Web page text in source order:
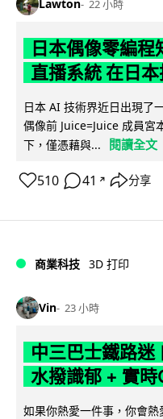
Lawton 22 小時
日本偶像零編程
直播系統 在日
日本 AI 技術界近日出現了
偶像前 Juice=Juice 成員宮
下，僅憑藉與...
閱讀全文
510 41 ↗ 分享
商業科技 3D 打印
Vin 23 小時
中三巴士鐵路迷
水撥識郁 + 實時
如果你熱愛一件事，你會